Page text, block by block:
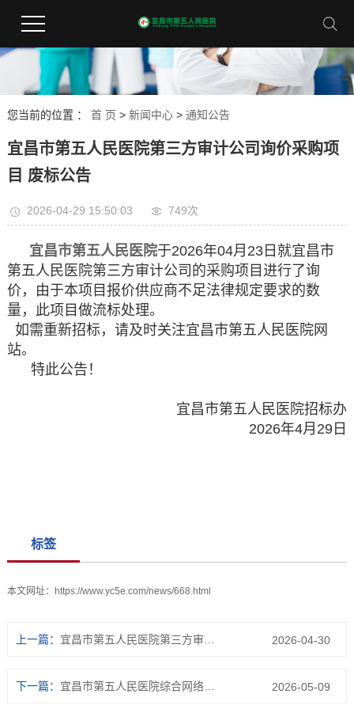
您当前的位置 ： 首 页 > 新闻中心> 通知公告
宜昌市第五人民医院第三方审计公司询价采购项
目 废标公告
2026-04-29 15:50:03 749次
宜昌市第五人民医院于2026年04月23日就宜昌市
第五人民医院第三方审计公司的采购项目进行了询
价，由于本项目报价供应商不足法律规定要求的数
量，此项目做流标处理。
如需重新招标，请及时关注宜昌市第五人民医院网
站。
特此公告！
宜昌市第五人民医院招标办
2026年4月29日
标签
本文网址： https://www.yc5e.com/news/668.html
上一篇： 宜昌市第五人民医院第三方审计公司服务采购项目 2026-04-30
下一篇： 宜昌市第五人民医院综合网络接入服务采购项目成交结果公告 2026-05-09